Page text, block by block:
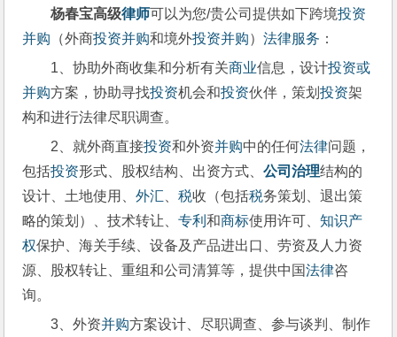
杨春宝高级律师可以为您/贵公司提供如下跨境投资
并购 （外商投资并购和境外投资并购）法律服务 ：
1、协助外商收集和分析有关商业信息，设计投资或
并购方案，协助寻找投资机会和投资伙伴，策划投资架
构和进行法律尽职调查。
2、就外商直接投资和外资并购中的任何法律问题，
包括投资形式、股权结构、出资方式、公司治理结构的
设计、土地使用、外汇 、税收（包括税务策划、退出策
略的策划）、技术转让、专利和商标使用许可、知识产
权保护、海关手续、设备及产品进出口、劳资及人力资
源、股权转让、重组和公司清算等，提供中国法律咨
询。
3、外资并购方案设计、尽职调查、参与谈判、制作